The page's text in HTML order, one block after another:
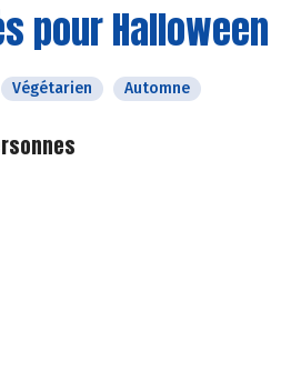
pour Halloween
Végétarien Automne